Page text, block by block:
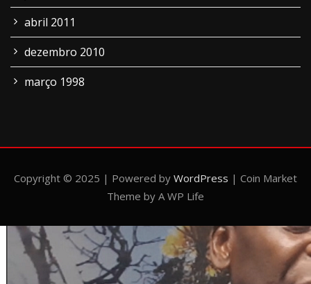
abril 2011
dezembro 2010
março 1998
Copyright © 2025 | Powered by WordPress | Coin Market
Theme by A WP Life